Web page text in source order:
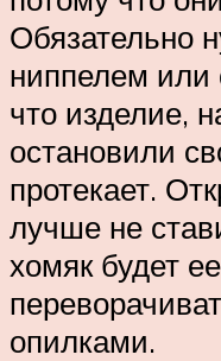
Обязательно
ниппелем или
что изделие,
остановили
протекает.
лучше не
хомяк будет
опилками.